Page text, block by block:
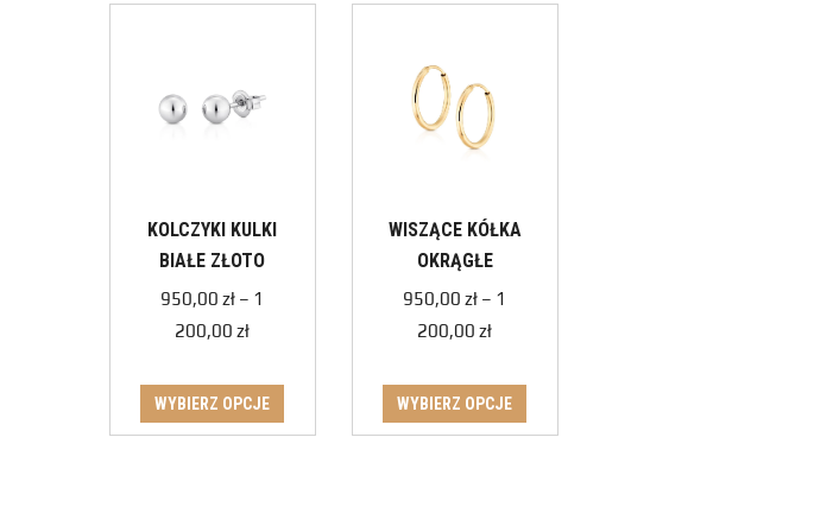
KOLCZYKI KULKI
BIAŁE ZŁOTO
950,00zł – 1
200,00zł
WYBIERZ OPCJE
WISZĄCE KÓŁKA
OKRĄGŁE
950,00zł – 1
200,00zł
WYBIERZ OPCJE